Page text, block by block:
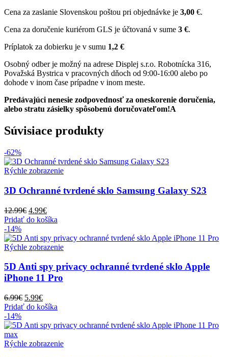
Cena za zaslanie Slovenskou poštou pri objednávke je 3,00 €.
Cena za doručenie kuriérom GLS je účtovaná v sume 3 €.
Príplatok za dobierku je v sumu 1,2 €
Osobný odber je možný na adrese Displej s.r.o. Robotnícka 316,
Považská Bystrica v pracovných dňoch od 9:00-16:00 alebo po
dohode v inom čase prípadne v inom meste.
Predávajúci nenesie zodpovednosť za oneskorenie doručenia,
alebo stratu zásielky spôsobenú doručovateľom!A
Súvisiace produkty
-62%
Rýchle zobrazenie
3D Ochranné tvrdené sklo Samsung Galaxy S23
12.99€ Pôvodná
cena
12.99€.
4.99€Aktuálna
cena
4.99€.
Pridať do košíka
-14%
Rýchle zobrazenie
5D Anti spy privacy ochranné tvrdené sklo Apple
iPhone 11 Pro
6.99€ Pôvodná
cena
6.99€.
5.99€Aktuálna
cena
5.99€.
Pridať do košíka
-14%
Rýchle zobrazenie